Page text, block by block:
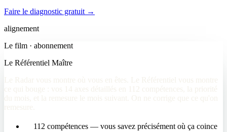
Faire le diagnostic gratuit →
alignement
Le film · abonnement
Le Référentiel Maître
Le Radar vous montre où vous en êtes. Le Référentiel vous montre
ce qui bouge : vos 14 axes détaillés en 112 compétences, la priorité
du mois, et la remesure le mois suivant. On ne corrige que ce qu'on
remesure.
112 compétences — vous savez précisément où ça coince